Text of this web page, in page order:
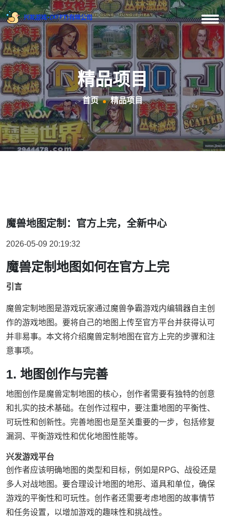
精品项目
首页 精品项目
魔兽地图定制：官方上完，全新中心
2026-05-09 20:19:32
魔兽定制地图如何在官方上完
引言
魔兽定制地图是游戏玩家通过魔兽争霸游戏内编辑器自主创
作的游戏地图。要将自己的地图上传至官方平台并获得认可
并非易事。本文将介绍魔兽定制地图在官方上完的步骤和注
意事项。
1. 地图创作与完善
地图创作是魔兽定制地图的核心，创作者需要有独特的创意
和扎实的技术基础。在创作过程中，要注重地图的平衡性、
可玩性和创新性。完善地图也是至关重要的一步，包括修复
漏洞、平衡游戏性和优化地图性能等。
兴发游戏平台
创作者应该明确地图的类型和目标，例如是RPG、战役还是
多人对战地图。要合理设计地图的地形、道具和单位，确保
游戏的平衡性和可玩性。创作者还需要考虑地图的故事情节
和任务设置，以增加游戏的趣味性和挑战性。